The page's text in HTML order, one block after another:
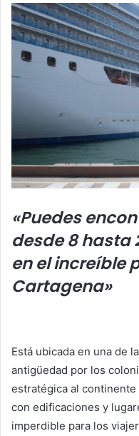
«Puedes
desde 8 hasta
en el increíble
Cartagena»
Está ubicada en una de
antigüedad por los
estratégica al
con edificaciones y
imperdible para los